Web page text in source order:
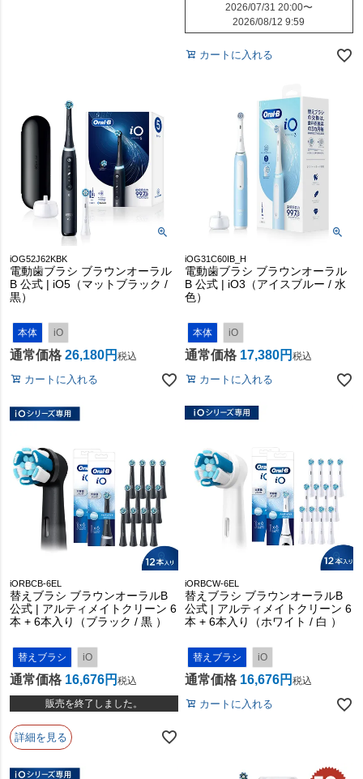
2026/07/31 20:00〜
2026/08/12 9:59
カートに入れる
iOG52J62KBK
電動歯ブラシ ブラウンオーラル
B 公式 | iO5（マットブラック /
黒）
本体 iO
通常価格 26,180 税込
カートに入れる
iOG31C60IB_H
電動歯ブラシ ブラウンオーラル
B 公式 | iO3（アイスブルー / 水
色）
本体 iO
通常価格 17,380 税込
カートに入れる
iORBCB-6EL
替えブラシ ブラウンオーラルB
公式 | アルティメイトクリーン 6
本 + 6本入り（ブラック / 黒 ）
替えブラシ iO
通常価格 16,676
税込
販売を終了しました。
詳細を見る
iORBCW-6EL
替えブラシ ブラウンオーラルB
公式 | アルティメイトクリーン 6
本 + 6本入り（ホワイト / 白 ）
替えブラシ iO
通常価格 16,676 税込
カートに入れる